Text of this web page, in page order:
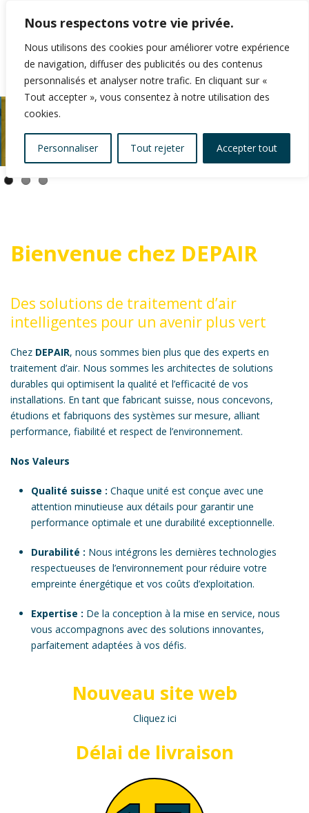
Nous respectons votre vie privée.
Nous utilisons des cookies pour améliorer votre expérience
de navigation, diffuser des publicités ou des contenus
personnalisés et analyser notre trafic. En cliquant sur «
Tout accepter », vous consentez à notre utilisation des
cookies.
Personnaliser Tout rejeter Accepter tout
Bienvenue chez DEPAIR
Des solutions de traitement d’air
intelligentes pour un avenir plus vert
Chez DEPAIR, nous sommes bien plus que des experts en
traitement d’air. Nous sommes les architectes de solutions
durables qui optimisent la qualité et l’efficacité de vos
installations. En tant que fabricant suisse, nous concevons,
étudions et fabriquons des systèmes sur mesure, alliant
performance, fiabilité et respect de l’environnement.
Nos Valeurs
Qualité suisse : Chaque unité est conçue avec une
attention minutieuse aux détails pour garantir une
performance optimale et une durabilité exceptionnelle.
Durabilité : Nous intégrons les dernières technologies
respectueuses de l’environnement pour réduire votre
empreinte énergétique et vos coûts d’exploitation.
Expertise : De la conception à la mise en service, nous
vous accompagnons avec des solutions innovantes,
parfaitement adaptées à vos défis.
Nouveau site web
Cliquez ici
Délai de livraison